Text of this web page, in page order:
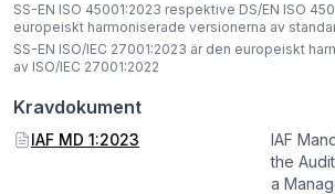
SS-EN ISO 45001:2023 respektive DS/EN ISO
europeiskt harmoniserade versionerna av
SS-EN ISO/IEC 27001:2023 är den europeiskt
av ISO/IEC 27001:2022
Kravdokument
IAF MD 1:2023
IAF
the
a